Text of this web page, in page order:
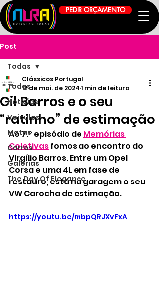
PEDIR ORÇAMENTO
Post
Todas
Notícias
Veículos
Motas
Carros
Galerias
The Day Of Elegance
Todas
Gil Barros e o seu
“ratinho” de estimação
Clássicos Portugal
12 de mai. de 2024 1 min de leitura
Ao 7.º episódio de Memórias
Coletivas fomos ao encontro do
Virgílio Barros. Entre um Opel
Corsa e uma 4L em fase de
restauro, está na garagem o seu
VW Carocha de estimação.
https://youtu.be/mbpQRJXvFxA